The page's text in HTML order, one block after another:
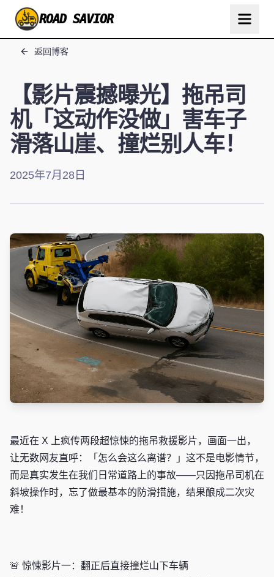
ROAD SAVIOR
返回博客
【影片震撼曝光】拖吊司
机「这动作没做」害车子
滑落山崖、撞烂别人车！
2025年7月28日
最近在 X 上疯传两段超惊悚的拖吊救援影片，画面一出，
让无数网友直呼：「怎么会这么离谱？」这不是电影情节，
而是真实发生在我们日常道路上的事故——只因拖吊司机在
斜坡操作时，忘了做最基本的防滑措施，结果酿成二次灾
难！
🚨 惊悚影片一：翻正后直接撞烂山下车辆